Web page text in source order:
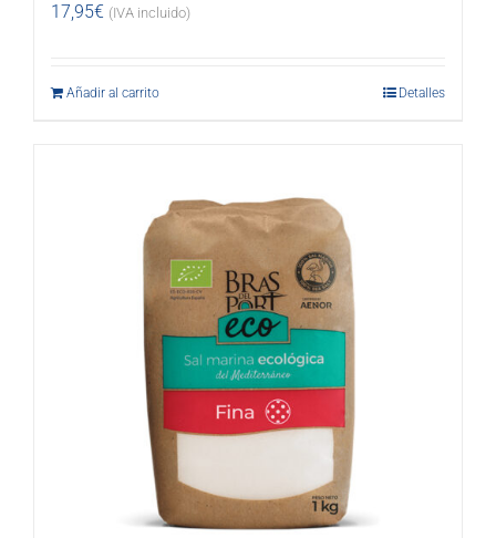
17,95€ (IVA incluido)
Añadir al carrito Detalles